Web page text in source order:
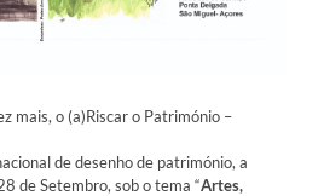
mais, o (a)Riscar o Património –
de desenho de património, a
de Setembro, sob o tema “Artes,